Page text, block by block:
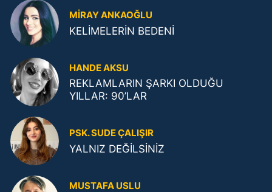
MIRAY ANKAOĞLU
KELİMELERİN BEDENİ
HANDE AKSU
REKLAMLARIN ŞARKI OLDUĞU
YILLAR: 90’LAR
PSK. SUDE ÇALIŞIR
YALNIZ DEĞİLSİNİZ
MUSTAFA USLU